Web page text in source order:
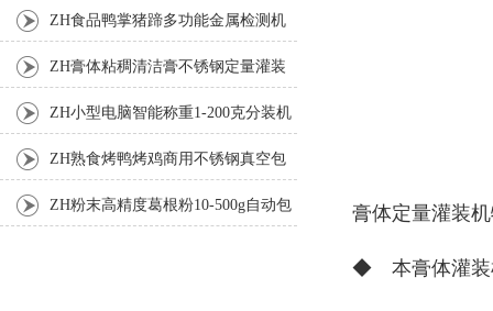
膏体定量灌装
◆ 本膏体灌装
ZH食品鸭掌猪蹄多功能金属检测机
ZH膏体粘稠清洁膏不锈钢定量灌装
机厂家 ZH小型电脑智能称重1-200克分装机
ZH熟食烤鸭烤鸡商用不锈钢真空包
装机 ZH粉末高精度葛根粉10-500g自动包